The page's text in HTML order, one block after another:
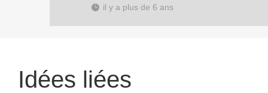
il y a plus de 6 ans
Idées liées